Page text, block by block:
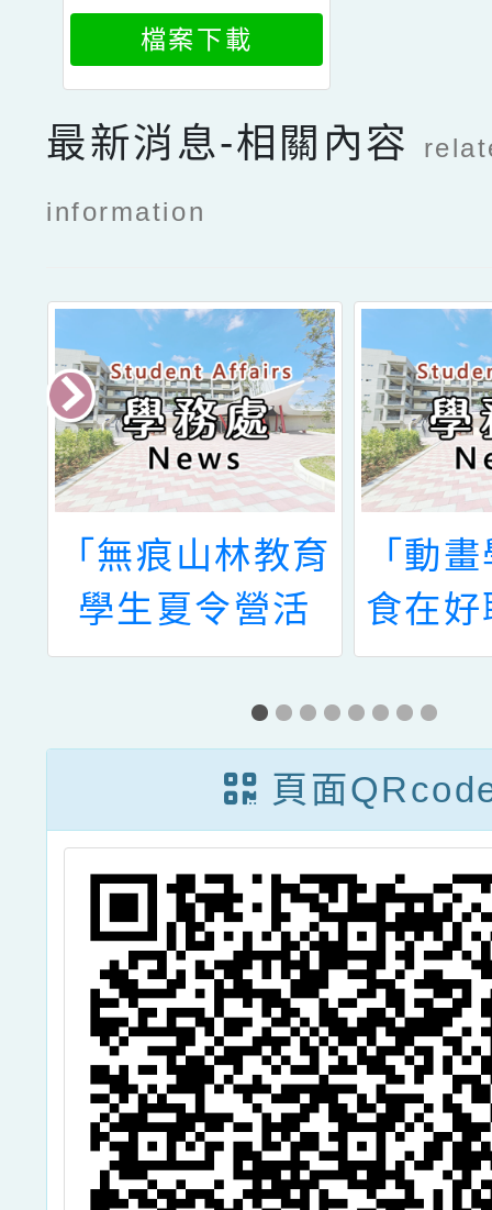
度體育班新生入
學第二次甄選簡
檔案下載
最新消息-相關內容
information
「無痕山林教育
學生夏令營活
動」
「動
食在
小中
（防
育推
頁面